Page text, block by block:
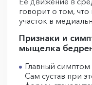
говорит о том,
участок в
Признаки и
мыщелка
Главный симптом
Сам сустав при